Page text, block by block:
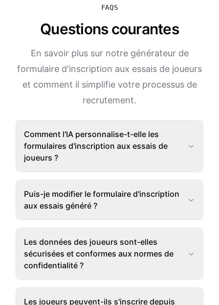
FAQS
Questions courantes
En savoir plus sur notre générateur de
formulaire d'inscription aux essais de joueurs
et comment il simplifie votre processus de
recrutement.
Comment l'IA personnalise-t-elle les
formulaires d'inscription aux essais de
joueurs ?
Puis-je modifier le formulaire d'inscription
aux essais généré ?
Les données des joueurs sont-elles
sécurisées et conformes aux normes de
confidentialité ?
Les joueurs peuvent-ils s'inscrire depuis